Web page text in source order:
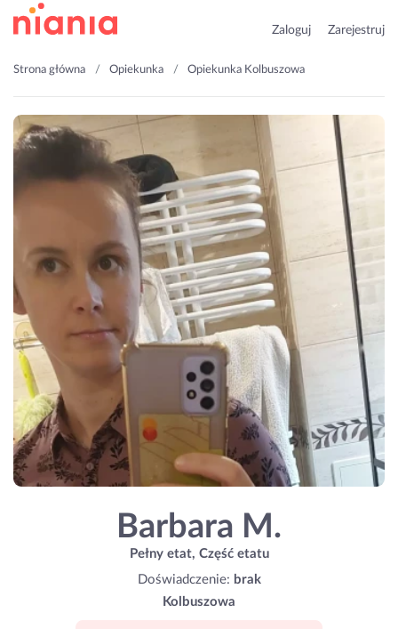
Zaloguj Zarejestruj
Strona główna Opiekunka Opiekunka Kolbuszowa
Barbara M.
Pełny etat, Część etatu
Doświadczenie: brak
Kolbuszowa